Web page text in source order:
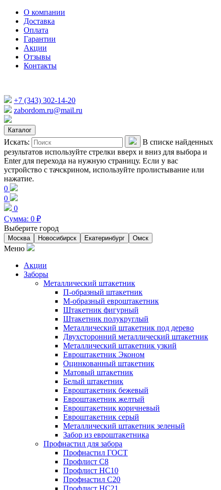
О компании
Доставка
Оплата
Гарантии
Акции
Отзывы
Контакты
+7 (343) 302-14-20
zabordom.ru@mail.ru
Каталог
Искать:
В списке найденных
результатов используйте стрелки вверх и вниз для выбора и
Enter для перехода на нужную страницу. Если у вас
устройство с тачскрином, используйте пролистывание или
нажатие.
0
0
0
Сумма: 0 ₽
Выберите город
Москва Новосибирск Екатеринбург Омск
Меню
Акции
Заборы
Металлический штакетник
П-образный штакетник
М-образный евроштакетник
Штакетник фигурный
Штакетник полукруглый
Металлический штакетник под дерево
Двухсторонний металлический штакетник
Металлический штакетник узкий
Евроштакетник Эконом
Оцинкованный штакетник
Матовый штакетник
Белый штакетник
Евроштакетник бежевый
Евроштакетник желтый
Евроштакетник коричневый
Евроштакетник серый
Металлический штакетник зеленый
Забор из евроштакетника
Профнастил для забора
Профнастил ГОСТ
Профлист С8
Профлист НС10
Профнастил С20
Профлист НС21